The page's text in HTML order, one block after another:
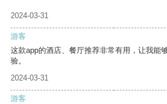
2024-03-31
游客
这款app的酒店、餐厅推荐非常有用，让我能
验。
2024-03-31
游客